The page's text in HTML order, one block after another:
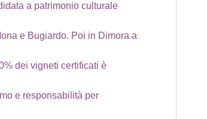
a patrimonio culturale
e Bugiardo. Poi in Dimora a
dei vigneti certificati è
e responsabilità per